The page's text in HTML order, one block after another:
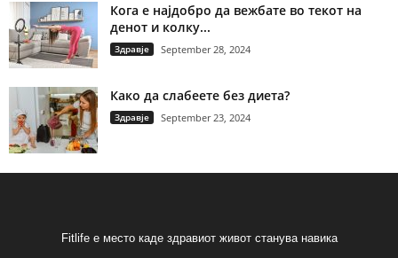
Кога е најдобро да вежбате во текот на
денот и колку...
Здравје September 28, 2024
Како да слабеете без диета?
Здравје September 23, 2024
Fitlife е место каде здравиот живот станува навика